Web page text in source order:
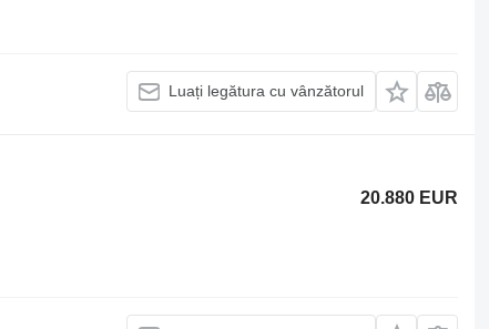
Luați legătura cu vânzătorul
20.880 EUR